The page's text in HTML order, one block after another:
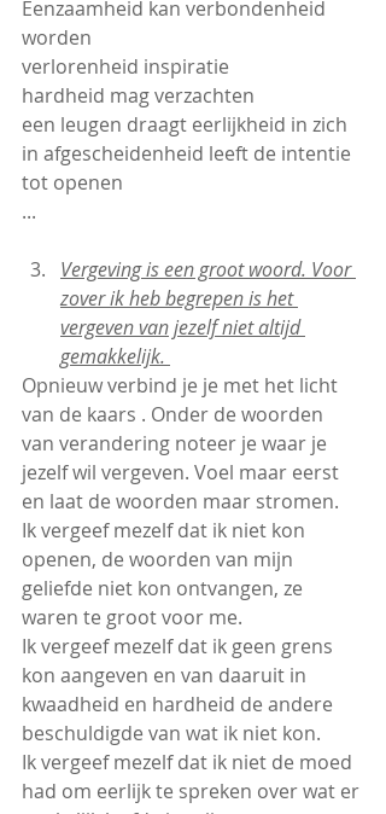
Eenzaamheid kan verbondenheid
worden
verlorenheid inspiratie
hardheid mag verzachten
een leugen draagt eerlijkheid in zich
in afgescheidenheid leeft de intentie
tot openen
...
Vergeving is een groot woord. Voor
zover ik heb begrepen is het
vergeven van jezelf niet altijd
gemakkelijk.
Opnieuw verbind je je met het licht
van de kaars . Onder de woorden
van verandering noteer je waar je
jezelf wil vergeven. Voel maar eerst
en laat de woorden maar stromen.
Ik vergeef mezelf dat ik niet kon
openen, de woorden van mijn
geliefde niet kon ontvangen, ze
waren te groot voor me.
Ik vergeef mezelf dat ik geen grens
kon aangeven en van daaruit in
kwaadheid en hardheid de andere
beschuldigde van wat ik niet kon.
Ik vergeef mezelf dat ik niet de moed
had om eerlijk te spreken over wat er